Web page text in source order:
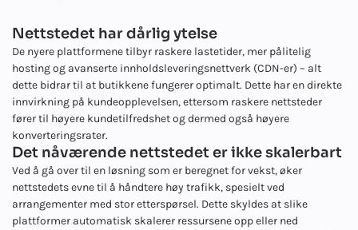
Nettstedet har dårlig ytelse
De nyere plattformene tilbyr raskere lastetider, mer pålitelig
hosting og avanserte innholdsleveringsnettverk (CDN-er) – alt
dette bidrar til at butikkene fungerer optimalt. Dette har en direkte
innvirkning på kundeopplevelsen, ettersom raskere nettsteder
fører til høyere kundetilfredshet og dermed også høyere
konverteringsrater.
Det nåværende nettstedet er ikke skalerbart
Ved å gå over til en løsning som er beregnet for vekst, øker
nettstedets evne til å håndtere høy trafikk, spesielt ved
arrangementer med stor etterspørsel. Dette skyldes at slike
plattformer automatisk skalerer ressursene opp eller ned